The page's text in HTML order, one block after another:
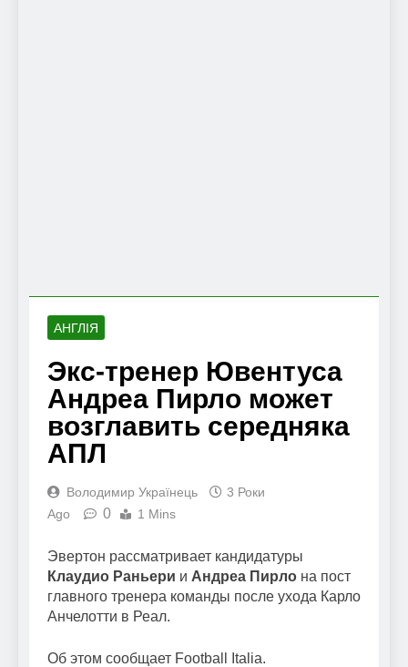
АНГЛІЯ
Экс-тренер Ювентуса
Андреа Пирло может
возглавить середняка
АПЛ
Володимир Українець
3 Роки
Ago
0 1 Mins
Эвертон рассматривает кандидатуры
Клаудио Раньери и Андреа Пирло на пост
главного тренера команды после ухода Карло
Анчелотти в Реал.
Об этом сообщает Football Italia.